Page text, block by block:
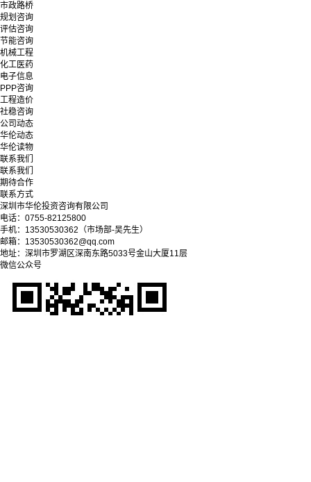
市政路桥
规划咨询
评估咨询
节能咨询
机械工程
化工医药
电子信息
PPP咨询
工程造价
社稳咨询
公司动态
华伦动态
华伦读物
联系我们
联系我们
期待合作
联系方式
深圳市华伦投资咨询有限公司
电话：0755-82125800
手机：13530530362（市场部-吴先生）
邮箱：13530530362@qq.com
地址：深圳市罗湖区深南东路5033号金山大厦11层
微信公众号